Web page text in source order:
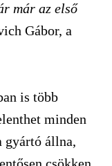
már az első
Gábor, a
is több
minden
gyártó állna,